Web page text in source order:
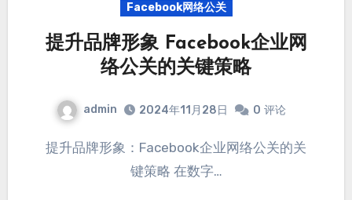
Facebook网络公关
提升品牌形象 Facebook企业网
络公关的关键策略
admin 2024年11月28日 0 评论
提升品牌形象：Facebook企业网络公关的关
键策略 在数字…